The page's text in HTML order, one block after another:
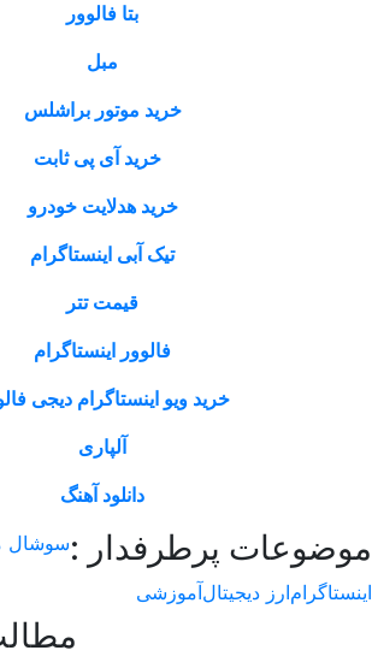
بتا فالوور
خرید موتور براشلس
خرید آی پی ثابت
خرید هدلایت خودرو
تیک آبی اینستاگرام
قیمت تتر
فالوور اینستاگرام
خرید ویو اینستاگرام دیجی فالوور
دانلود آهنگ
پرطرفدار :سوشال مگ
ارز دیجیتالآموزشی
مطالب